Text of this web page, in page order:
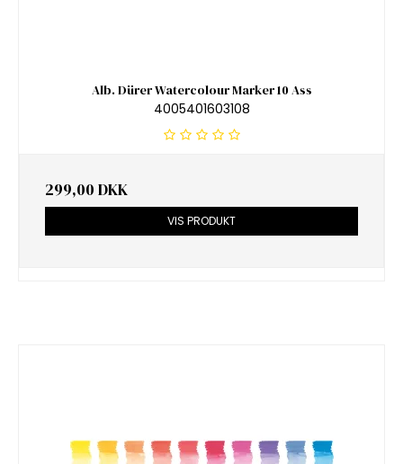
Alb. Dürer Watercolour Marker 10 Ass
4005401603108
299,00 DKK
VIS PRODUKT